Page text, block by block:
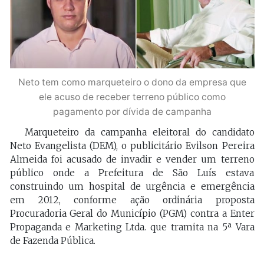
Neto tem como marqueteiro o dono da empresa que
ele acuso de receber terreno público como
pagamento por dívida de campanha
Marqueteiro da campanha eleitoral do candidato
Neto Evangelista (DEM), o publicitário Evilson Pereira
Almeida foi acusado de invadir e vender um terreno
público onde a Prefeitura de São Luís estava
construindo um hospital de urgência e emergência
em 2012, conforme ação ordinária proposta
Procuradoria Geral do Município (PGM) contra a Enter
Propaganda e Marketing Ltda. que tramita na 5ª Vara
de Fazenda Pública.